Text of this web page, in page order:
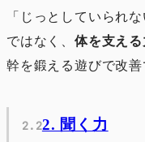
「じっとしていられ
ではなく、 体を支え
幹を鍛える遊びで改善
2. 聞く力